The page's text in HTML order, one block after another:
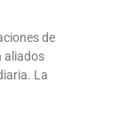
de
aliados
La